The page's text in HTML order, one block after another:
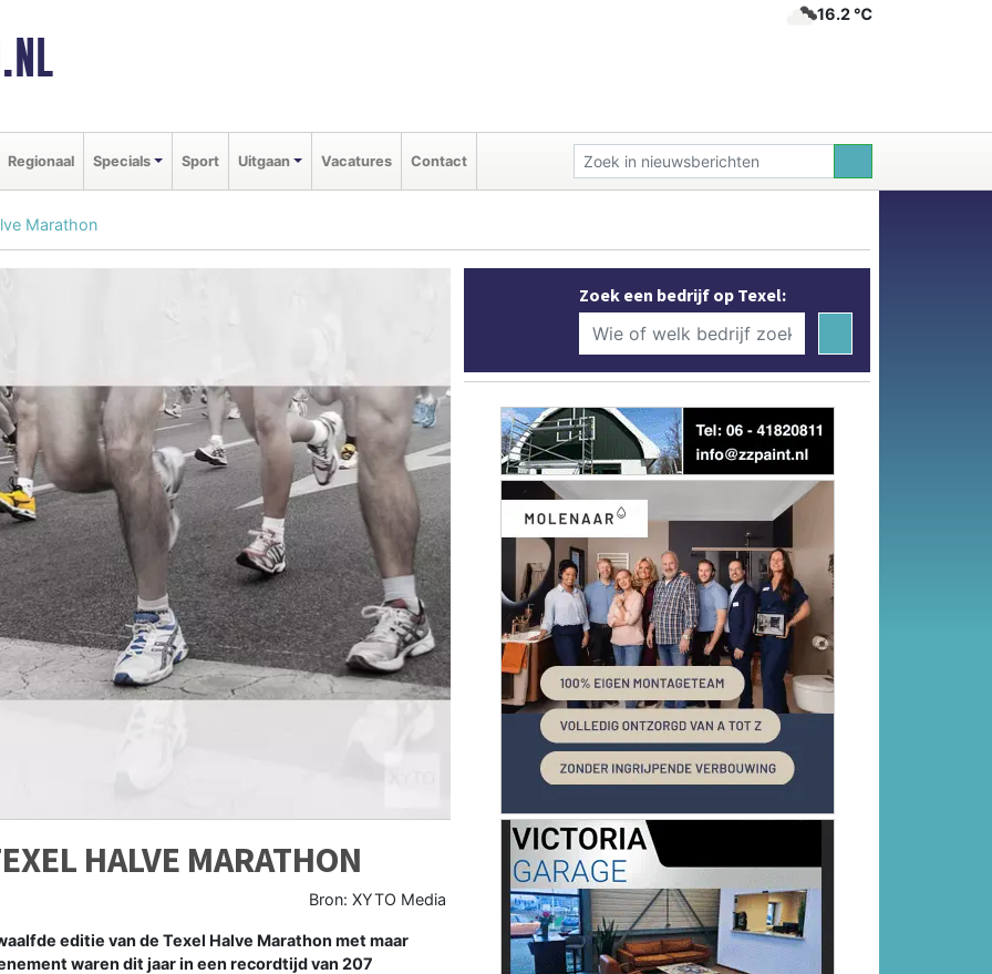
16.2 ℃
Regionaal Specials Sport Uitgaan Vacatures Contact
Marathon
HALVE MARATHON
Bron: XYTO Media
editie van de Texel Halve Marathon met maar
waren dit jaar in een recordtijd van 207
Zoek een bedrijf op Texel: